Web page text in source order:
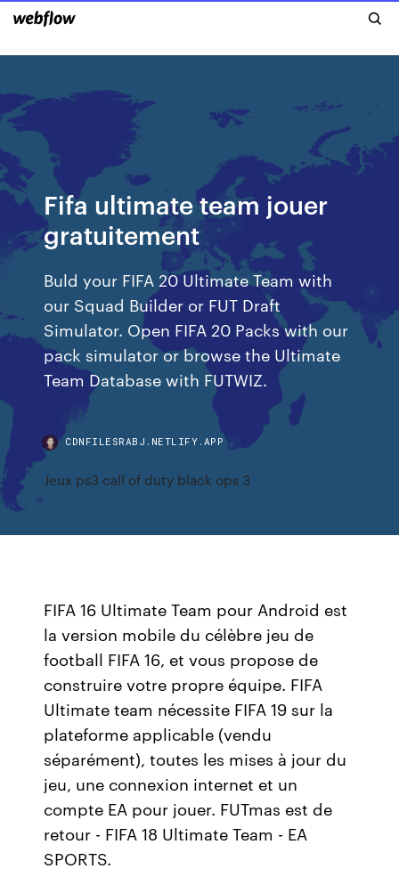
Fifa ultimate team jouer
gratuitement
Buld your FIFA 20 Ultimate Team with
our Squad Builder or FUT Draft
Simulator. Open FIFA 20 Packs with our
pack simulator or browse the Ultimate
Team Database with FUTWIZ.
CDNFILESRABJ.NETLIFY.APP
Jeux ps3 call of duty black ops 3
FIFA 16 Ultimate Team pour Android est
la version mobile du célèbre jeu de
football FIFA 16, et vous propose de
construire votre propre équipe. FIFA
Ultimate team nécessite FIFA 19 sur la
plateforme applicable (vendu
séparément), toutes les mises à jour du
jeu, une connexion internet et un
compte EA pour jouer. FUTmas est de
retour - FIFA 18 Ultimate Team - EA
SPORTS.